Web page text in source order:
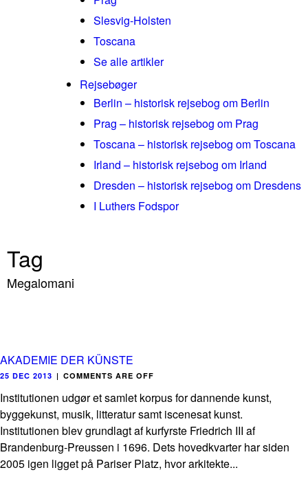
Slesvig-Holsten
Toscana
Se alle artikler
Rejsebøger
Berlin – historisk rejsebog om Berlin
Prag – historisk rejsebog om Prag
Toscana – historisk rejsebog om Toscana
Irland – historisk rejsebog om Irland
Dresden – historisk rejsebog om Dresdens
I Luthers Fodspor
Tag
Megalomani
AKADEMIE DER KÜNSTE
25 DEC 2013 | COMMENTS ARE OFF
Institutionen udgør et samlet korpus for dannende kunst,
byggekunst, musik, litteratur samt iscenesat kunst.
Institutionen blev grundlagt af kurfyrste Friedrich III af
Brandenburg-Preussen i 1696. Dets hovedkvarter har siden
2005 igen ligget på Pariser Platz, hvor arkitekte...